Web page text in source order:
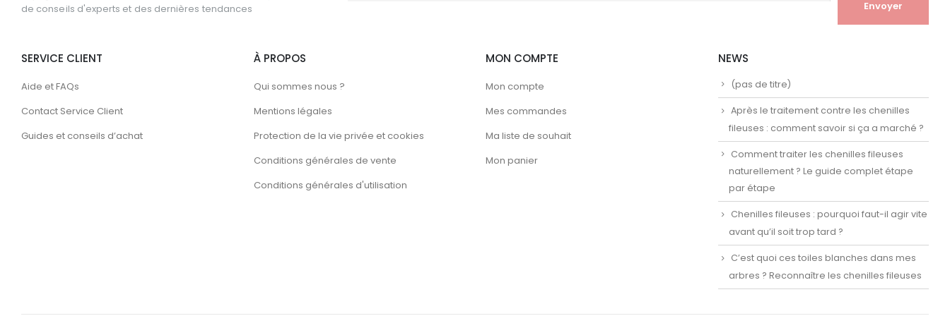
de conseils d'experts et des dernières tendances
SERVICE CLIENT
Aide et FAQs
Contact Service Client
Guides et conseils d’achat
À PROPOS
Qui sommes nous ?
Mentions légales
Protection de la vie privée et cookies
Conditions générales de vente
Conditions générales d'utilisation
MON COMPTE
Mon compte
Mes commandes
Ma liste de souhait
Mon panier
NEWS
(pas de titre)
Après le traitement contre les chenilles
fileuses : comment savoir si ça a marché ?
Comment traiter les chenilles fileuses
naturellement ? Le guide complet étape
par étape
Chenilles fileuses : pourquoi faut-il agir vite
avant qu’il soit trop tard ?
C’est quoi ces toiles blanches dans mes
arbres ? Reconnaître les chenilles fileuses